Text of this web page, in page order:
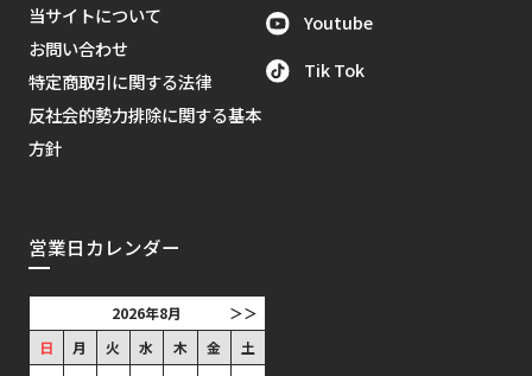
当サイトについて
お問い合わせ
特定商取引に関する法律
反社会的勢力排除に関する基本
方針
Youtube
Tik Tok
営業日カレンダー
＞＞
2026年8月
日
月 火 水 木 金
土